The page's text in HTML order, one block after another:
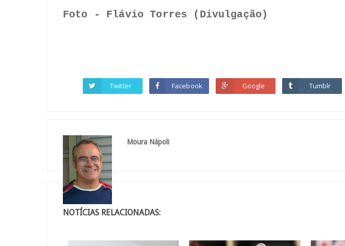
Foto - Flávio Torres (Divulgação)
Twitter Facebook Google Tumblr
Moura Nápoli
NOTÍCIAS RELACIONADAS: